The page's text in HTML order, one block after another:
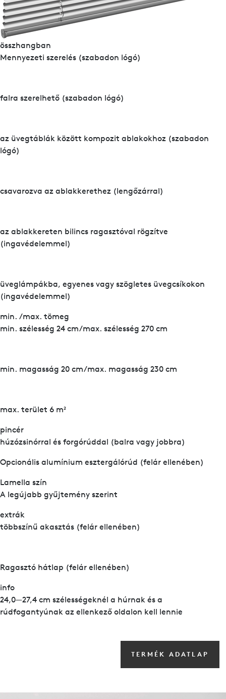
összhangban
Mennyezeti szerelés (szabadon lógó)
falra szerelhető (szabadon lógó)
az üvegtáblák között kompozit ablakokhoz (szabadon
lógó)
csavarozva az ablakkerethez (lengőzárral)
az ablakkereten bilincs ragasztóval rögzítve
(ingavédelemmel)
üveglámpákba, egyenes vagy szögletes üvegcsíkokon
(ingavédelemmel)
min. /max. tömeg
min. szélesség 24 cm/max. szélesség 270 cm
min. magasság 20 cm/max. magasság 230 cm
max. terület 6 m²
pincér
húzózsinórral és forgórúddal (balra vagy jobbra)
Opcionális alumínium esztergálórúd (felár ellenében)
Lamella szín
A legújabb gyűjtemény szerint
extrák
többszínű akasztás (felár ellenében)
Ragasztó hátlap (felár ellenében)
info
24,0—27,4 cm szélességeknél a húrnak és a
rúdfogantyúnak az ellenkező oldalon kell lennie
TERMÉK ADATLAP